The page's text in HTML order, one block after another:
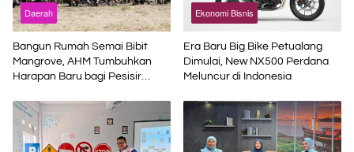
Daerah
Bangun Rumah Semai Bibit
Mangrove, AHM Tumbuhkan
Harapan Baru bagi Pesisir
Ekonomi Bisnis
Era Baru Big Bike Petualang
Dimulai, New NX500 Perdana
Meluncur di Indonesia